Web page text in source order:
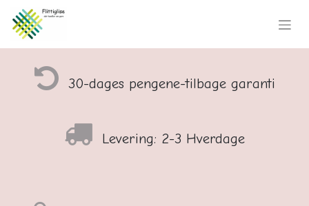
30-dages pengene-tilbage garanti
Levering: 2-3 Hverdage